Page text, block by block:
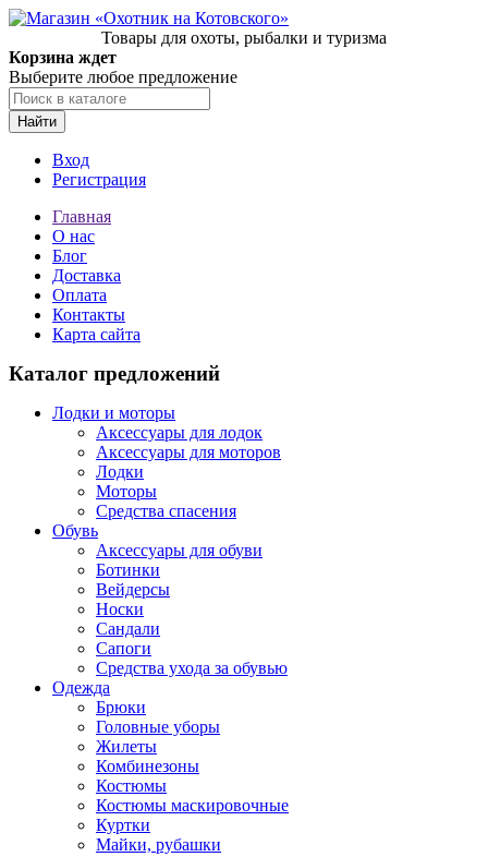
Товары для охоты, рыбалки и туризма
Корзина ждет
Выберите любое предложение
Найти
Вход
Регистрация
Главная
О нас
Блог
Доставка
Оплата
Контакты
Карта сайта
Каталог предложений
Лодки и моторы
Аксессуары для лодок
Аксессуары для моторов
Лодки
Моторы
Средства спасения
Обувь
Аксессуары для обуви
Ботинки
Вейдерсы
Носки
Сандали
Сапоги
Средства ухода за обувью
Одежда
Брюки
Головные уборы
Жилеты
Комбинезоны
Костюмы
Костюмы маскировочные
Куртки
Майки, рубашки